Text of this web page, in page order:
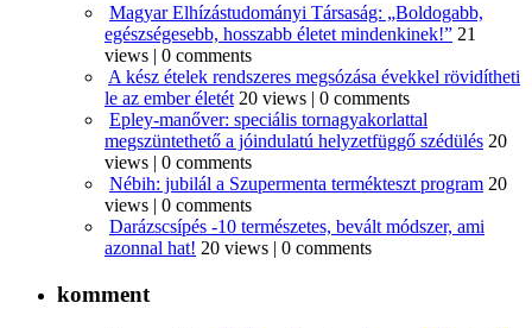
Magyar Elhízástudományi Társaság: „Boldogabb,
egészségesebb, hosszabb életet mindenkinek!” 21
views | 0 comments
A kész ételek rendszeres megsózása évekkel rövidítheti
le az ember életét 20 views | 0 comments
Epley-manőver: speciális tornagyakorlattal
megszüntethető a jóindulatú helyzetfüggő szédülés 20
views | 0 comments
Nébih: jubilál a Szupermenta termékteszt program 20
views | 0 comments
Darázscsípés -10 természetes, bevált módszer, ami
azonnal hat! 20 views | 0 comments
komment